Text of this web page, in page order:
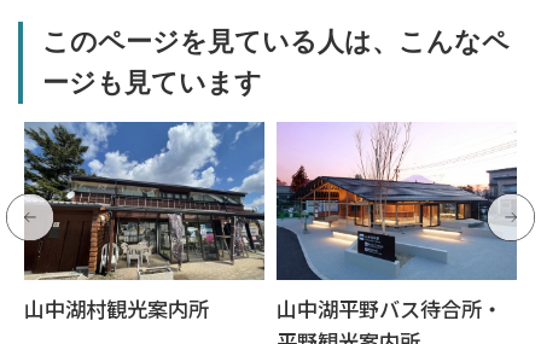
このページを見ている人は、こんなペ
ージも見ています
山中湖村観光案内所
山中湖平野バス待合所・